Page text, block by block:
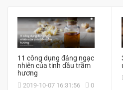
11 công dụng đáng ngạc
nhiên của tinh dầu trầm
hương
2019-10-07 16:31:56 0